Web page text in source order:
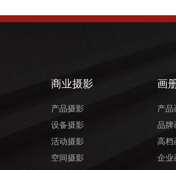
商业摄影
产品摄影
设备摄影
活动摄影
空间摄影
画
产
品牌
高档
企业